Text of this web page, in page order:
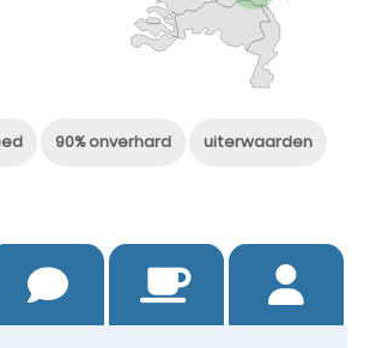
90% onverhard uiterwaarden